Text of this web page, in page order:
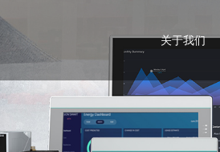
关于我们